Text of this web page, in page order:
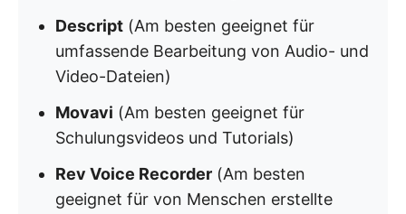
Descript (Am besten geeignet für
umfassende Bearbeitung von Audio- und
Video-Dateien)
Movavi (Am besten geeignet für
Schulungsvideos und Tutorials)
Rev Voice Recorder (Am besten
geeignet für von Menschen erstellte